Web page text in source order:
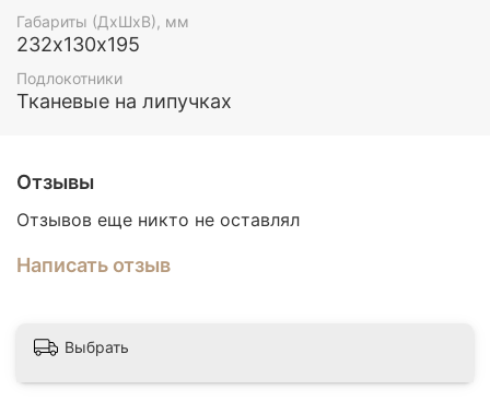
Габариты (ДхШхВ), мм
232х130х195
Подлокотники
Тканевые на липучках
Отзывы
Отзывов еще никто не оставлял
Написать отзыв
Выбрать